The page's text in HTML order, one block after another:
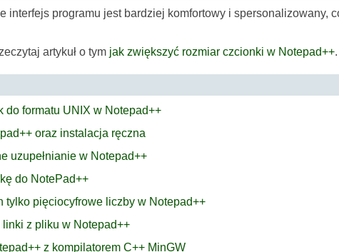
interfejs programu jest bardziej komfortowy i spersonalizowany,
artykuł o tym jak zwiększyć rozmiar czcionki w Notepad++.
do formatu UNIX w Notepad++
oraz instalacja ręczna
uzupełnianie w Notepad++
do NotePad++
tylko pięciocyfrowe liczby w Notepad++
z pliku w Notepad++
z kompilatorem C++ MinGW